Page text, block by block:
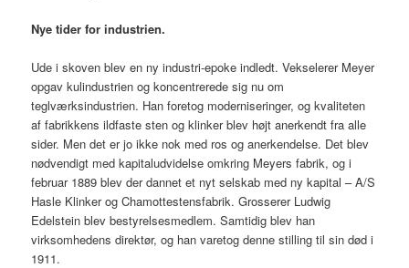
Nye tider for industrien.
Ude i skoven blev en ny industri-epoke indledt. Vekselerer Meyer
opgav kulindustrien og koncentrerede sig nu om
teglværksindustrien. Han foretog moderniseringer, og kvaliteten
af fabrikkens ildfaste sten og klinker blev højt anerkendt fra alle
sider. Men det er jo ikke nok med ros og anerkendelse. Det blev
nødvendigt med kapitaludvidelse omkring Meyers fabrik, og i
februar 1889 blev der dannet et nyt selskab med ny kapital – A/S
Hasle Klinker og Chamottestensfabrik. Grosserer Ludwig
Edelstein blev bestyrelsesmedlem. Samtidig blev han
virksomhedens direktør, og han varetog denne stilling til sin død i
1911.